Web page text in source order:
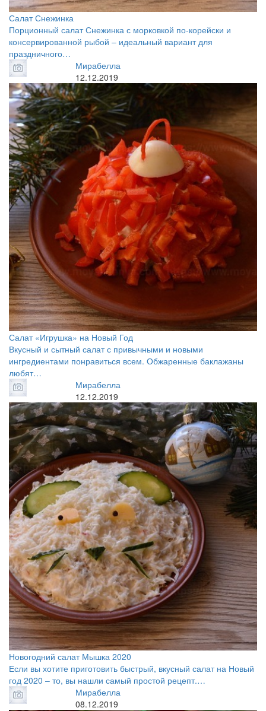
Салат Снежинка
Порционный салат Снежинка с морковкой по-корейски и
консервированной рыбой – идеальный вариант для
праздничного…
Мирабелла
12.12.2019
Салат «Игрушка» на Новый Год
Вкусный и сытный салат с привычными и новыми
ингредиентами понравиться всем. Обжаренные баклажаны
любят…
Мирабелла
12.12.2019
Новогодний салат Мышка 2020
Если вы хотите приготовить быстрый, вкусный салат на Новый
год 2020 – то, вы нашли самый простой рецепт.…
Мирабелла
08.12.2019